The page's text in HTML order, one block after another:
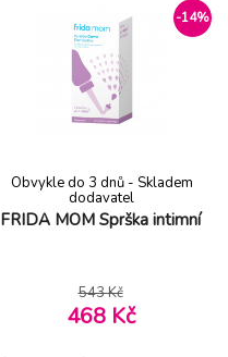
přirozeného tvaru. Tři
provozní režimy, dvě úrovně
intenzity a dvě vyměnitelné
hlavice, jedna s diamantovým
hrotem a jedna plochá s osmi
-14%
FRIDA MOM Sprška intimní
Obvykle do 3 dnů - Skladem
dodavatel
543 Kč
468 Kč